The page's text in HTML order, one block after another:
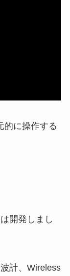
的に操作する
開発しまし
計、Wireless